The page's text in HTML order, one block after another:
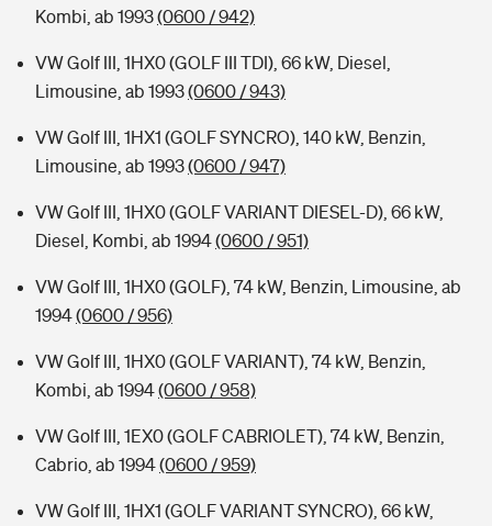
Kombi, ab 1993(0600 / 942)
VW Golf III, 1HX0 (GOLF III TDI), 66 kW, Diesel,
Limousine, ab 1993(0600 / 943)
VW Golf III, 1HX1 (GOLF SYNCRO), 140 kW, Benzin,
Limousine, ab 1993(0600 / 947)
VW Golf III, 1HX0 (GOLF VARIANT DIESEL-D), 66 kW,
Diesel, Kombi, ab 1994(0600 / 951)
VW Golf III, 1HX0 (GOLF), 74 kW, Benzin, Limousine, ab
1994(0600 / 956)
VW Golf III, 1HX0 (GOLF VARIANT), 74 kW, Benzin,
Kombi, ab 1994(0600 / 958)
VW Golf III, 1EX0 (GOLF CABRIOLET), 74 kW, Benzin,
Cabrio, ab 1994(0600 / 959)
VW Golf III, 1HX1 (GOLF VARIANT SYNCRO), 66 kW,